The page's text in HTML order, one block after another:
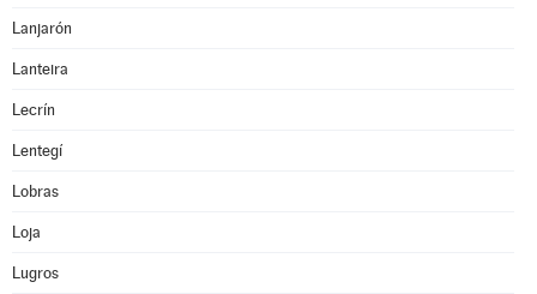
Lanjarón
Lanteira
Lecrín
Lentegí
Lobras
Loja
Lugros